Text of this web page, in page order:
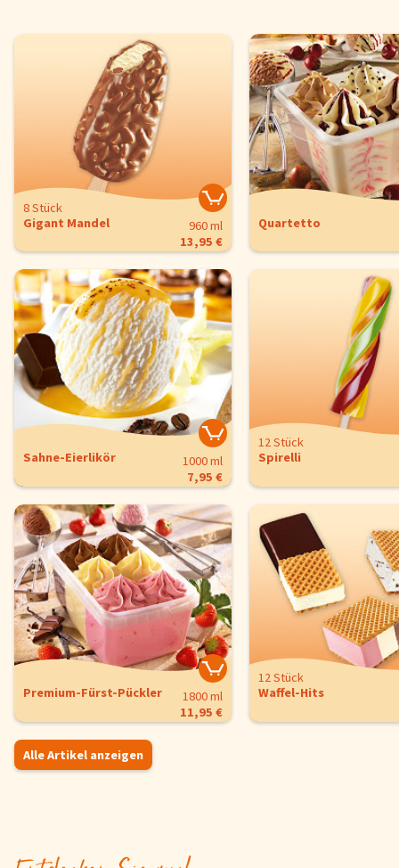
8 Stück
Gigant Mandel
960 ml
13,95 €
Quartetto
Sahne-Eierlikör
1000 ml
7,95 €
12 Stück
Spirelli
Premium-Fürst-Pückler
1800 ml
11,95 €
12 Stück
Waffel-Hits
Alle Artikel anzeigen